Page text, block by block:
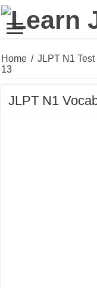
Home / JLPT N1 Test
13
JLPT N1